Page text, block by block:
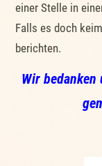
einer Stelle in
Falls es doch
berichten.
Wir